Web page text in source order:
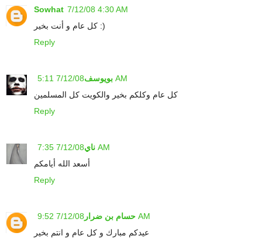
Sowhat 7/12/08 4:30 AM
كل عام و أنت بخير :)
Reply
بويوسف 7/12/08 5:11 AM
كل عام وكلكم بخير والكويت كل المسلمين
Reply
ناي 7/12/08 7:35 AM
أسعد الله أيامكم
Reply
حسام بن ضرار 7/12/08 9:52 AM
عيدكم مبارك و كل عام و انتم بخير